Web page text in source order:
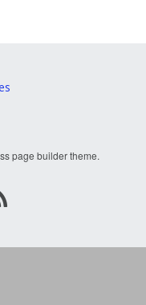
page builder theme.